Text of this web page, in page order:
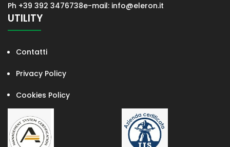
Ph +39 392 3476738e-mail: info@eleron.it
UTILITY
Contatti
Privacy Policy
Cookies Policy